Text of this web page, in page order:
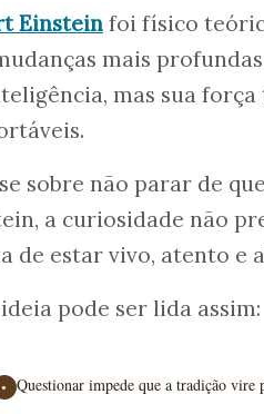
Einstein foi físico
mais
mas sua
sobre não parar de
a curiosidade não
de estar vivo, atento e
ideia pode ser lida assim:
● Questionar impede que a tradição vire